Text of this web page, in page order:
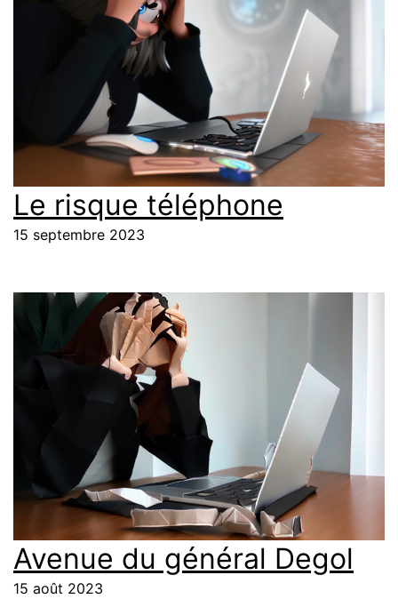
Le risque téléphone
15 septembre 2023
Avenue du général Degol
15 août 2023